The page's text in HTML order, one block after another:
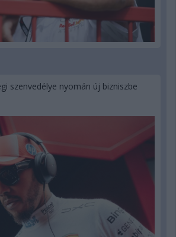
szenvedélye nyomán új bizniszbe